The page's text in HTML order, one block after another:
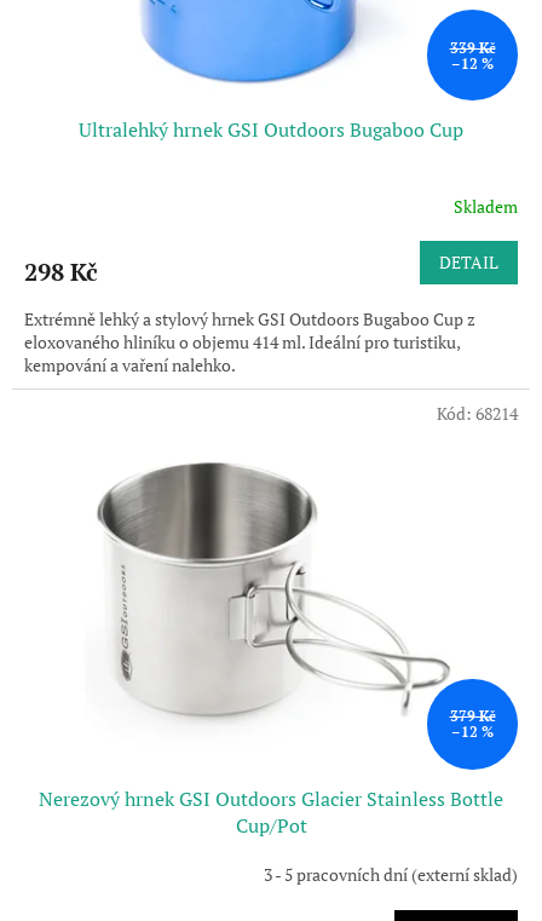
339 Kč
–12 %
Ultralehký hrnek GSI Outdoors Bugaboo Cup
Skladem
298 Kč DETAIL
Extrémně lehký a stylový hrnek GSI Outdoors Bugaboo Cup z
eloxovaného hliníku o objemu 414 ml. Ideální pro turistiku,
kempování a vaření nalehko.
379 Kč
–12 %
Nerezový hrnek GSI Outdoors Glacier Stainless Bottle
Cup/Pot
3 - 5 pracovních dní (externí sklad)
Kód: 68214